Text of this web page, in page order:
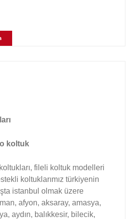
koltuk
fileli koltuk modelleri
koltuklarımız türkiyenin
istanbul olmak üzere
afyon, aksaray, amasya,
aydın, balıkkesir, bilecik,